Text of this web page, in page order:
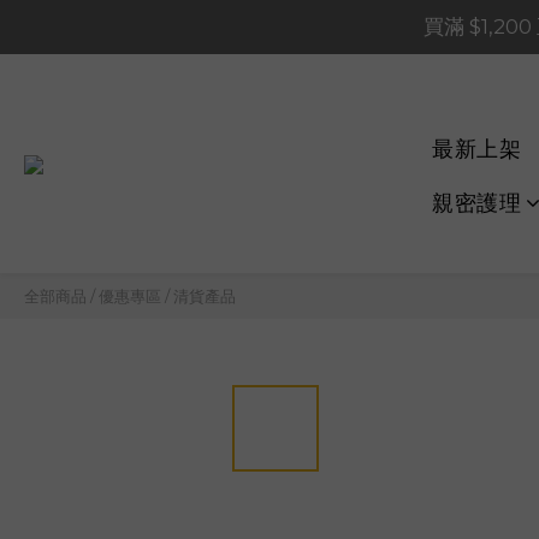
買滿
買滿
📢 系統維護通知 –
買滿
最新上架
親密護理
全部商品 / 優惠專區 / 清貨產品